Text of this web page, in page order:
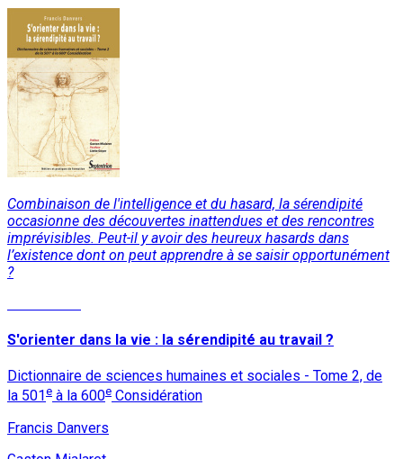
Combinaison de l'intelligence et du hasard, la sérendipité
occasionne des découvertes inattendues et des rencontres
imprévisibles. Peut-il y avoir des heureux hasards dans
l’existence dont on peut apprendre à se saisir opportunément
?
S'orienter dans la vie : la sérendipité au travail ?
Dictionnaire de sciences humaines et sociales - Tome 2, de
la 501 e à la 600e Considération
Francis Danvers